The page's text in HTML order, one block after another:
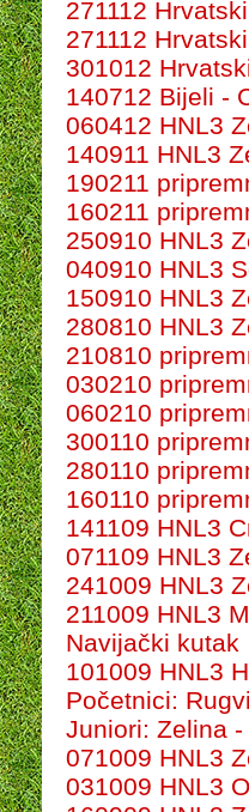
271112
271112
301012
140712 Bijeli -
060412 HNL3
140911 HNL3
190211
160211
250910 HNL3
040910 HNL3
150910 HNL3
280810 HNL3
210810
030210
060210
300110
280110
160110
141109 HNL3
071109 HNL3
241009 HNL3
211009 HNL3
Navijački kutak
101009 HNL3
Početnici:
Juniori: Zelina -
071009 HNL3
031009 HNL3